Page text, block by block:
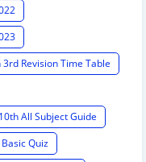
3rd Revision Time Table
10th All Subject Guide
Quiz